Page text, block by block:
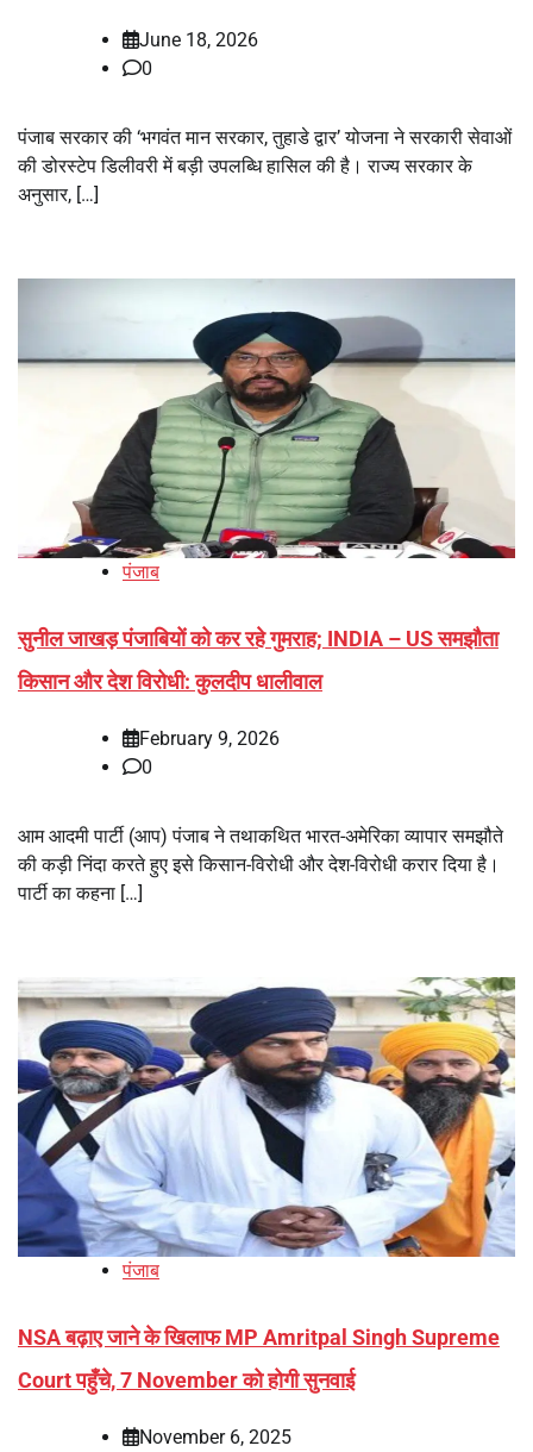
June 18, 2026
0
पंजाब सरकार की ‘भगवंत मान सरकार, तुहाडे द्वार’ योजना ने सरकारी सेवाओं
की डोरस्टेप डिलीवरी में बड़ी उपलब्धि हासिल की है। राज्य सरकार के
अनुसार, […]
पंजाब
सुनील जाखड़ पंजाबियों को कर रहे गुमराह; INDIA – US समझौता
किसान और देश विरोधी: कुलदीप धालीवाल
February 9, 2026
0
आम आदमी पार्टी (आप) पंजाब ने तथाकथित भारत-अमेरिका व्यापार समझौते
की कड़ी निंदा करते हुए इसे किसान-विरोधी और देश-विरोधी करार दिया है।
पार्टी का कहना […]
पंजाब
NSA बढ़ाए जाने के खिलाफ MP Amritpal Singh Supreme
Court पहुँचे, 7 November को होगी सुनवाई
November 6, 2025